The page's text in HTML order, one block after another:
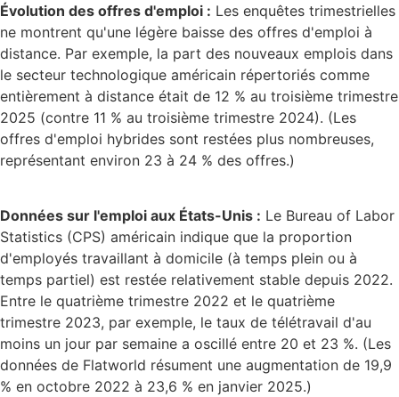
Évolution des offres d'emploi : Les enquêtes trimestrielles
ne montrent qu'une légère baisse des offres d'emploi à
distance. Par exemple, la part des nouveaux emplois dans
le secteur technologique américain répertoriés comme
entièrement à distance était de 12 % au troisième trimestre
2025 (contre 11 % au troisième trimestre 2024). (Les
offres d'emploi hybrides sont restées plus nombreuses,
représentant environ 23 à 24 % des offres.)
Données sur l'emploi aux États-Unis : Le Bureau of Labor
Statistics (CPS) américain indique que la proportion
d'employés travaillant à domicile (à temps plein ou à
temps partiel) est restée relativement stable depuis 2022.
Entre le quatrième trimestre 2022 et le quatrième
trimestre 2023, par exemple, le taux de télétravail d'au
moins un jour par semaine a oscillé entre 20 et 23 %. (Les
données de Flatworld résument une augmentation de 19,9
% en octobre 2022 à 23,6 % en janvier 2025.)